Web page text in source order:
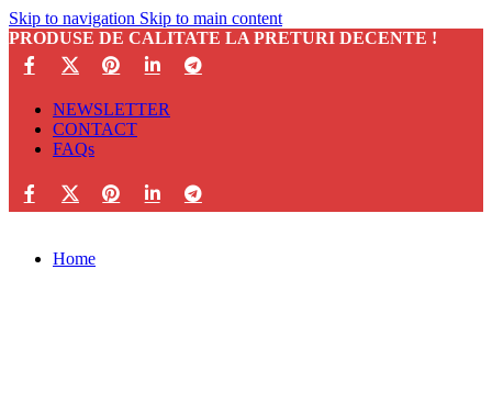
Skip to navigation Skip to main content
PRODUSE DE CALITATE LA PRETURI DECENTE !
NEWSLETTER
CONTACT
FAQs
Home